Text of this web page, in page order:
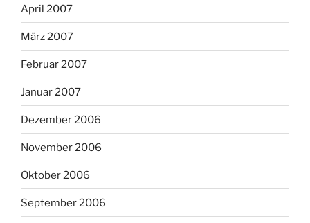
April 2007
März 2007
Februar 2007
Januar 2007
Dezember 2006
November 2006
Oktober 2006
September 2006